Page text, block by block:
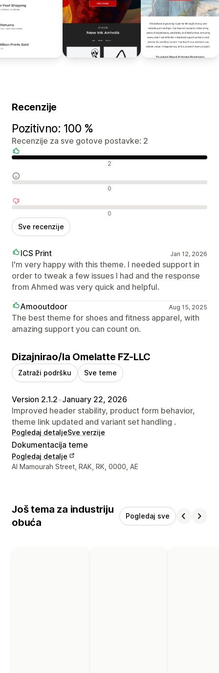
Recenzije
Pozitivno: 100 %
Recenzije za sve gotove postavke: 2
2
0
0
Sve recenzije
ICS Print Jan 12, 2026
I'm very happy with this theme. I needed support in
order to tweak a few issues I had and the response
from Ahmed was very quick and helpful.
Amooutdoor
Aug 15, 2025
The best theme for shoes and fitness apparel, with
amazing support you can count on.
Dizajnirao/la Omelatte FZ-LLC
Zatraži podršku Sve teme
Version 2.1.2•January 22, 2026
Improved header stability, product form behavior,
theme link updated and variant set handling .
Pogledaj detaljeSve verzije
Dokumentacija teme
Pogledaj detalje
Podaci za kontakt dizajnera
Al Mamourah Street, RAK, RK, 0000, AE
Još tema za industriju
obuća
Pogledaj sve